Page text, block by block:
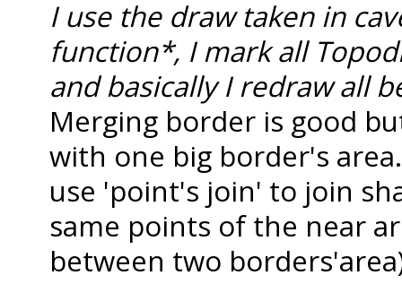
I use the draw taken in
function*, I mark all
and basically I redraw all
Merging border is good
with one big border's
use 'point's join' to join
same points of the near
between two